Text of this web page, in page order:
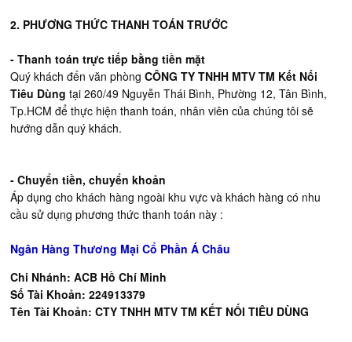
2. PHƯƠNG THỨC THANH TOÁN TRƯỚC
- Thanh toán trực tiếp bằng tiền mặt
Quý khách đến văn phòngCÔNG TY TNHH MTV TM Kết Nối
Tiêu Dùng tại 260/49 Nguyễn Thái Bình, Phường 12, Tân Bình,
Tp.HCM để thực hiện thanh toán, nhân viên của chúng tôi sẽ
hướng dẫn quý khách.
- Chuyển tiền, chuyển khoản
Áp dụng cho khách hàng ngoài khu vực và khách hàng có nhu
cầu sử dụng phương thức thanh toán này :
Ngân Hàng Thương Mại Cổ Phần Á Châu
Chi Nhánh: ACB Hồ Chí Minh
Số Tài Khoản: 224913379
Tên Tài Khoản: CTY TNHH MTV TM KẾT NỐI TIÊU DÙNG